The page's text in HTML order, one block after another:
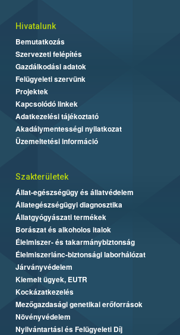
Hivatalunk
Bemutatkozás
Szervezeti felépítés
Gazdálkodási adatok
Felügyeleti szervünk
Projektek
Kapcsolódó linkek
Adatkezelési tájékoztató
Akadálymentességi nyilatkozat
Üzemeltetési információ
Szakterületek
Állat-egészségügy és állatvédelem
Állategészségügyi diagnosztika
Állatgyógyászati termékek
Borászat és alkoholos italok
Élelmiszer- és takarmánybiztonság
Élelmiszerlánc-biztonsági laborhálózat
Járványvédelem
Kiemelt ügyek, EUTR
Kockázatkezelés
Mezőgazdasági genetikai erőforrások
Növényvédelem
Nyilvántartási és Felügyeleti Díj